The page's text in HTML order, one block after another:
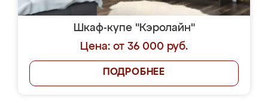
Шкаф-купе "Кэролайн"
Цена: от 36 000 руб.
ПОДРОБНЕЕ